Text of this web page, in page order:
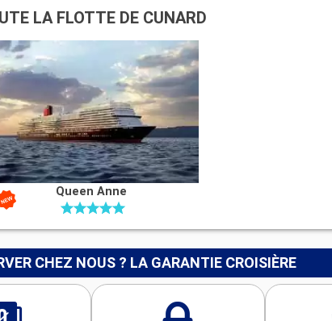
LA FLOTTE DE CUNARD
Queen Anne
CHEZ NOUS ? LA GARANTIE CROISIÈRE